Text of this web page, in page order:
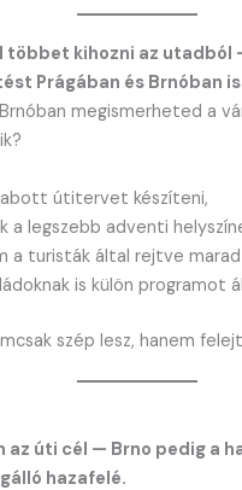
többet kihozni az utadból
Prágában és Brnóban is
megismerheted a
útitervet készíteni,
a legszebb adventi
a turisták által rejtve
is külön programot
szép lesz, hanem
az úti cél — Brno pedig a
hazafelé.